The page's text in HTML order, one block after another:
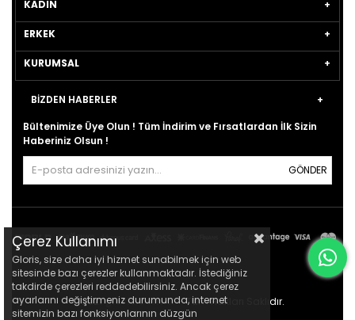
KADIN
ERKEK
KURUMSAL
BİZDEN HABERLER
Bültenimize Üye Olun ! Tüm İndirim ve Fırsatlardan İlk Sizin
Haberiniz Olsun !
GÖNDER
© 2021gloris.com.tr- Tüm Hakları Saklıdır.
Çerez Kullanımı
Gloris, size daha iyi hizmet sunabilmek için web
sitesinde bazı çerezler kullanmaktadır. İstediğiniz
takdirde çerezleri reddedebilirsiniz. Ancak çerez
ayarlarını değiştirmeniz durumunda, internet
sitemizin bazı fonksiyonlarının düzgün